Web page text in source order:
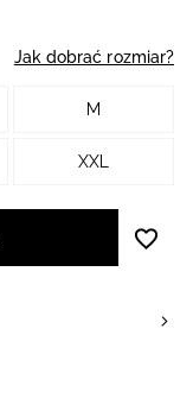
Jak dobrać rozmiar?
M
XXL